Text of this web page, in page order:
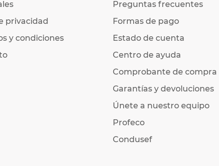
privacidad
y condiciones
Preguntas frecuentes
Formas de pago
Estado de cuenta
Centro de ayuda
Comprobante de compra
Garantías y devoluciones
Únete a nuestro equipo
Profeco
Condusef